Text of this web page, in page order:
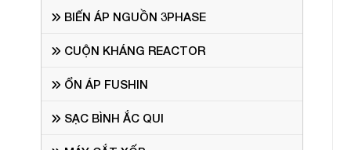
BIẾN ÁP NGUỒN 3PHASE
CUỘN KHÁNG REACTOR
ỔN ÁP FUSHIN
SẠC BÌNH ẮC QUI